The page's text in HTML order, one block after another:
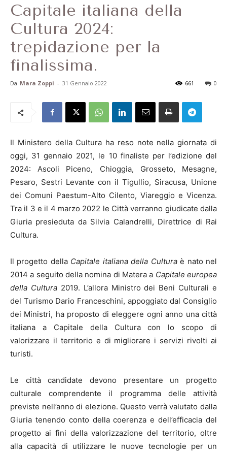
Capitale italiana della
Cultura 2024:
trepidazione per la
finalissima.
Da Mara Zoppi - 31 Gennaio 2022 0
661
Il Ministero della Cultura ha reso note nella giornata di
oggi, 31 gennaio 2021, le 10 finaliste per l’edizione del
2024: Ascoli Piceno, Chioggia, Grosseto, Mesagne,
Pesaro, Sestri Levante con il Tigullio, Siracusa, Unione
dei Comuni Paestum-Alto Cilento, Viareggio e Vicenza.
Tra il 3 e il 4 marzo 2022 le Città verranno giudicate dalla
Giuria presieduta da Silvia Calandrelli, Direttrice di Rai
Cultura.
Il progetto della Capitale italiana della Culturaè nato nel
2014 a seguito della nomina di Matera a Capitale europea
della Cultura2019. L’allora Ministro dei Beni Culturali e
del Turismo Dario Franceschini, appoggiato dal Consiglio
dei Ministri, ha proposto di eleggere ogni anno una città
italiana a Capitale della Cultura con lo scopo di
valorizzare il territorio e di migliorare i servizi rivolti ai
turisti.
Le città candidate devono presentare un progetto
culturale comprendente il programma delle attività
previste nell’anno di elezione. Questo verrà valutato dalla
Giuria tenendo conto della coerenza e dell’efficacia del
progetto ai fini della valorizzazione del territorio, oltre
alla capacità di utilizzare le nuove tecnologie per un